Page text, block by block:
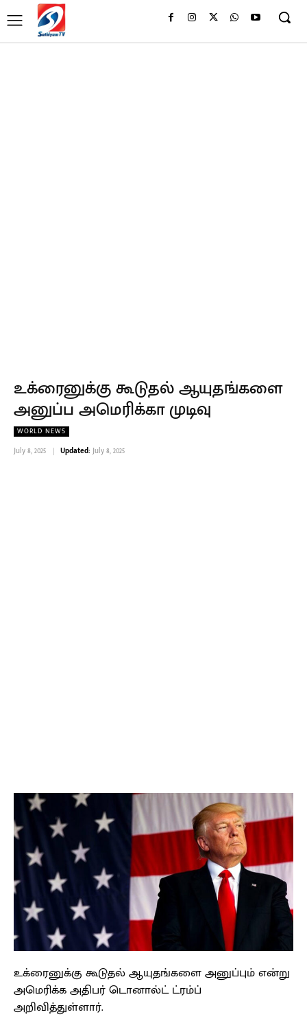
உக்ரைனுக்கு கூடுதல் ஆயுதங்களை
அனுப்ப அமெரிக்கா முடிவு
WORLD NEWS
July 8, 2025 Updated: July 8, 2025
உக்ரைனுக்கு கூடுதல் ஆயுதங்களை அனுப்பும் என்று
அமெரிக்க அதிபர் டொனால்ட் ட்ரம்ப்
அறிவித்துள்ளார்.